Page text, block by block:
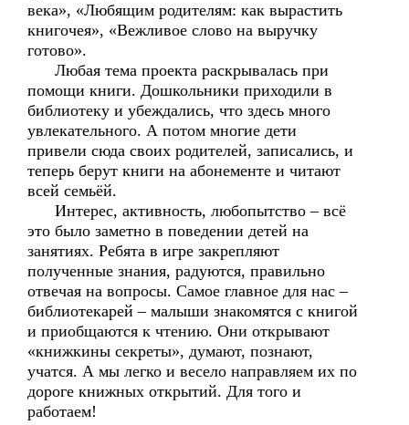
века», «Любящим родителям: как вырастить
книгочея», «Вежливое слово на выручку
готово».
Любая тема проекта раскрывалась при
помощи книги. Дошкольники приходили в
библиотеку и убеждались, что здесь много
увлекательного. А потом многие дети
привели сюда своих родителей, записались, и
теперь берут книги на абонементе и читают
всей семьёй.
Интерес, активность, любопытство – всё
это было заметно в поведении детей на
занятиях. Ребята в игре закрепляют
полученные знания, радуются, правильно
отвечая на вопросы. Самое главное для нас –
библиотекарей – малыши знакомятся с книгой
и приобщаются к чтению. Они открывают
«книжкины секреты», думают, познают,
учатся. А мы легко и весело направляем их по
дороге книжных открытий. Для того и
работаем!